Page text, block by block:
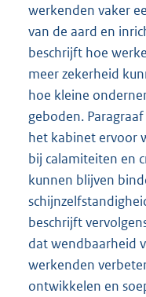
werkenden vaker
van de aard en
beschrijft hoe
meer zekerheid
hoe kleine
geboden.
het kabinet ervoor
bij calamiteiten en
kunnen blijven
beschrijft
dat wendbaarheid
werkenden
ontwikkelen en